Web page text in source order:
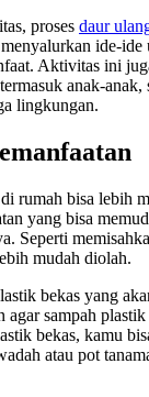
proses daur
ide-ide
Aktivitas ini
anak-anak,
lingkungan.
rumah bisa lebih
yang bisa
Seperti
mudah diolah.
bekas yang
sampah
bekas, kamu
atau pot